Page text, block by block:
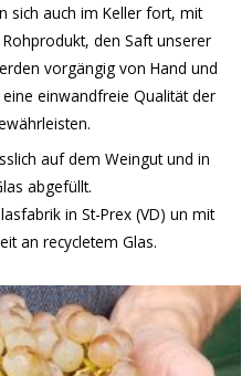
sich auch im Keller fort, mit
den Saft unserer
vorgängig von Hand und
einwandfreie Qualität der
auf dem Weingut und in
abgefüllt.
in St-Prex (VD) un mit
an recycletem Glas.